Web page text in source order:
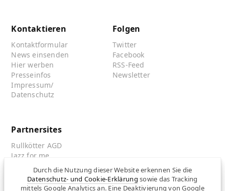
Durch die Nutzung dieser Website erkennen Sie die
Datenschutz- und Cookie-Erklärung sowie das Tracking
mittels Google Analytics an. Eine Deaktivierung von Google
Kontaktieren
Kontaktformular
News einsenden
Hier werben
Presseinfos
Impressum/
Datenschutz
Folgen
Twitter
Facebook
RSS-Feed
Newsletter
Partnersites
Rullkötter AGD
Jazz for me